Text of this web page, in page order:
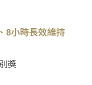
8小時長效維持
獎